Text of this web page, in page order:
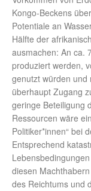
Kongo-Beckens
Potentiale an
Hälfte der
ausmachen: An ca.
produziert werden,
genutzt würden und
überhaupt Zugang
geringe Beteiligung
Ressourcen wäre
Politiker*innen“ bei
Entsprechend
diesen
des Reichtums und